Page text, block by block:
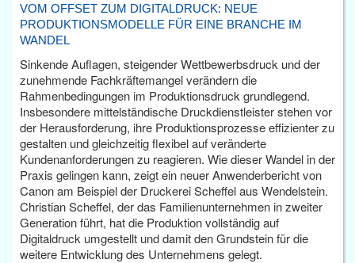
VOM OFFSET ZUM DIGITALDRUCK: NEUE
PRODUKTIONSMODELLE FÜR EINE BRANCHE IM
WANDEL
Sinkende Auflagen, steigender Wettbewerbsdruck und der
zunehmende Fachkräftemangel verändern die
Rahmenbedingungen im Produktionsdruck grundlegend.
Insbesondere mittelständische Druckdienstleister stehen vor
der Herausforderung, ihre Produktionsprozesse effizienter zu
gestalten und gleichzeitig flexibel auf veränderte
Kundenanforderungen zu reagieren. Wie dieser Wandel in der
Praxis gelingen kann, zeigt ein neuer Anwenderbericht von
Canon am Beispiel der Druckerei Scheffel aus Wendelstein.
Christian Scheffel, der das Familienunternehmen in zweiter
Generation führt, hat die Produktion vollständig auf
Digitaldruck umgestellt und damit den Grundstein für die
weitere Entwicklung des Unternehmens gelegt.